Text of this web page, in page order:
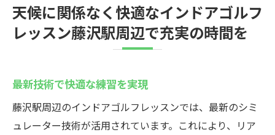
インドアゴルフでスキルアップを目指す
インドアゴルフレッスンの魅力藤沢駅近くで技
リアルなコース体験でスキルアップ
初心者から上級者まで満足のレッスン
藤沢駅周辺の人気レッスンスタイル
天候に関係なく快適なインドアゴルフ
レッスン藤沢駅周辺で充実の時間を
最新技術で快適な練習を実現
藤沢駅周辺のインドアゴルフレッスンでは、最新のシミ
ュレーター技術が活用されています。これにより、リア